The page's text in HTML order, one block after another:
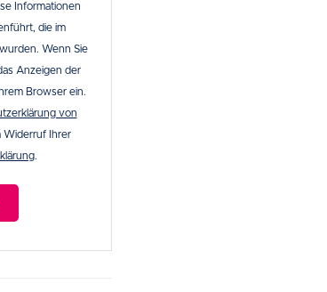
Informationen
die im
Wenn Sie
Anzeigen der
Browser ein.
von
Widerruf Ihrer
.